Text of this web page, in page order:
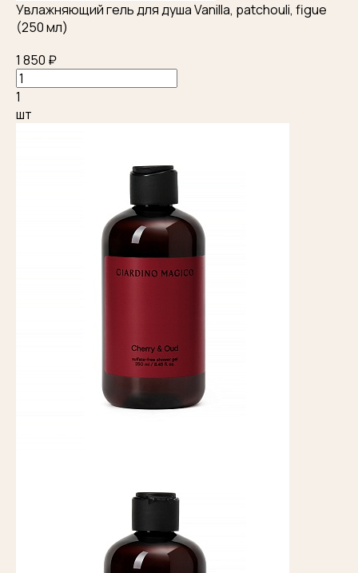
Увлажняющий гель для душа Vanilla, patchouli, figue
(250 мл)
1 850 ₽
1
шт